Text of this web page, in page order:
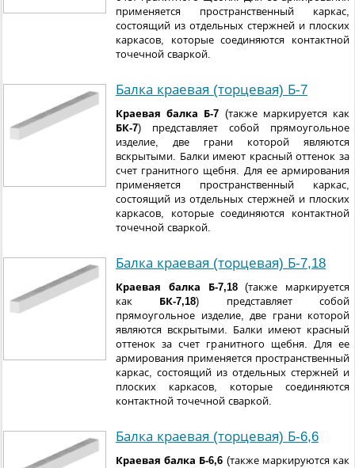
применяется пространственный каркас,
состоящий из отдельных стержней и плоских
каркасов, которые соединяются контактной
точечной сваркой.
Балка краевая (торцевая) Б-7
Краевая балка Б-7 (также маркируется как
БК-7) представляет собой прямоугольное
изделие, две грани которой являются
вскрытыми. Балки имеют красный оттенок за
счет гранитного щебня. Для ее армирования
применяется пространственный каркас,
состоящий из отдельных стержней и плоских
каркасов, которые соединяются контактной
точечной сваркой.
Балка краевая (торцевая) Б-7,18
Краевая балка Б-7,18(также маркируется
как БК-7,18) представляет собой
прямоугольное изделие, две грани которой
являются вскрытыми. Балки имеют красный
оттенок за счет гранитного щебня. Для ее
армирования применяется пространственный
каркас, состоящий из отдельных стержней и
плоских каркасов, которые соединяются
контактной точечной сваркой.
Балка краевая (торцевая) Б-6,6
Краевая балка Б-6,6 (также маркируются как